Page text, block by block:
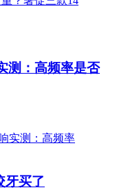
测：高频率是否
牙买了